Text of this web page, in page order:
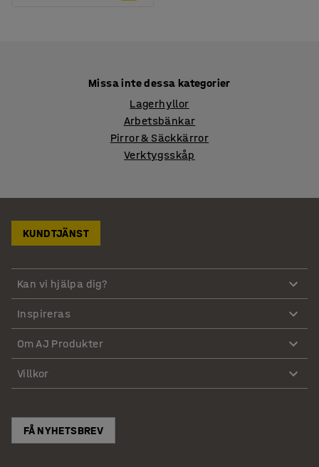
Missa inte dessa kategorier
Lagerhyllor
Arbetsbänkar
Pirror & Säckkärror
Verktygsskåp
KUNDTJÄNST
Kan vi hjälpa dig?
Inspireras
Om AJ Produkter
Villkor
FÅ NYHETSBREV